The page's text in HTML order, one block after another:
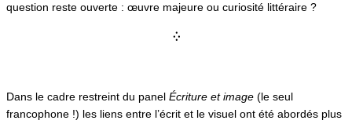
question reste ouverte : œuvre majeure ou curiosité littéraire ?
⁛
Dans le cadre restreint du panel Écriture et image (le seul
francophone !) les liens entre l’écrit et le visuel ont été abordés plus